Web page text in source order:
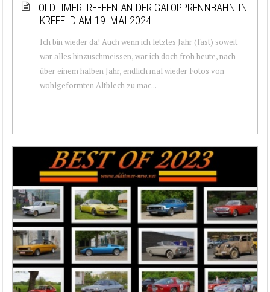
OLDTIMERTREFFEN AN DER GALOPPRENNBAHN IN
KREFELD AM 19. MAI 2024
Ich bin wieder da! Auch wenn ich letztes Jahr (fast) soweit
war alles hinzuschmeissen, war ich doch froh heute, nach
über einem halben Jahr, endlich mal wieder Fotos von
wohlgeformten Altblech zu mac...